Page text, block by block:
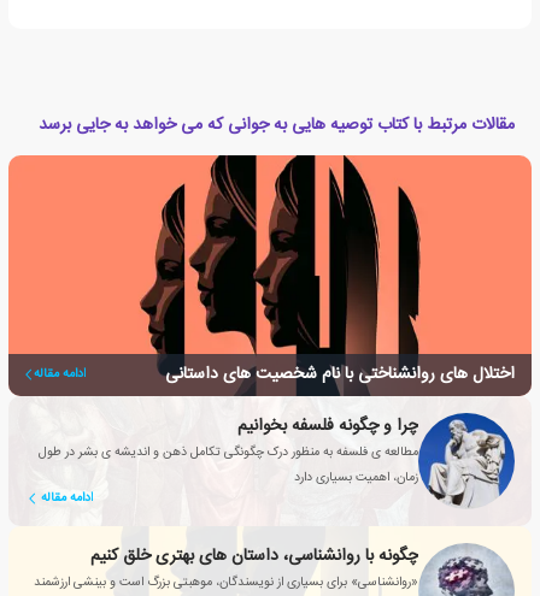
مقالات مرتبط با کتاب توصیه هایی به جوانی که می خواهد به جایی برسد
اختلال های روانشناختی با نام شخصیت های داستانی ادامه مقاله
چرا و چگونه فلسفه بخوانیم
مطالعه ی فلسفه به منظور درک چگونگی تکامل ذهن و اندیشه ی بشر در طول
زمان، اهمیت بسیاری دارد
ادامه مقاله
چگونه با روانشناسی، داستان های بهتری خلق کنیم
«روانشناسی» برای بسیاری از نویسندگان، موهبتی بزرگ است و بینشی ارزشمند